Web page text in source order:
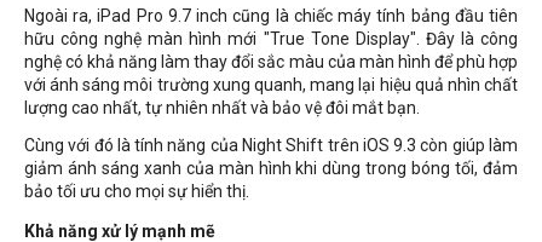
Ngoài ra, iPad Pro 9.7 inch cũng là chiếc máy tính bảng đầu tiên
hữu công nghệ màn hình mới "True Tone Display". Đây là công
nghệ có khả năng làm thay đổi sắc màu của màn hình để phù hợp
với ánh sáng môi trường xung quanh, mang lại hiệu quả nhìn chất
lượng cao nhất, tự nhiên nhất và bảo vệ đôi mắt bạn.
Cùng với đó là tính năng của Night Shift trên iOS 9.3 còn giúp làm
giảm ánh sáng xanh của màn hình khi dùng trong bóng tối, đảm
bảo tối ưu cho mọi sự hiển thị.
Khả năng xử lý mạnh mẽ